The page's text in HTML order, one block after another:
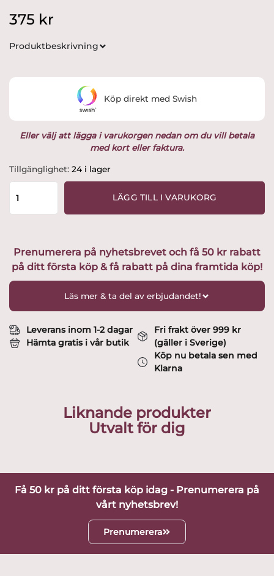
375 kr
Produktbeskrivning
Eller välj att lägga i varukorgen nedan om du vill betala
med kort eller faktura.
Tillgänglighet: 24 i lager
Rörstrand
-
Blå-
Blå
Design
Hertha
LÄGG TILL I VARUKORG
Köp direkt med Swish
Prenumerera på nyhetsbrevet och få 50 kr rabatt
på ditt första köp & få rabatt på dina framtida köp!
Läs mer & ta del av erbjudandet!
Leverans inom 1-2 dagar
Hämta gratis i vår butik
Fri frakt över 999 kr
(gäller i Sverige)
Köp nu betala sen med
Klarna
Liknande produkter
Utvalt för dig
Få 50 kr på ditt första köp idag - Prenumerera på
vårt nyhetsbrev!
Prenumerera